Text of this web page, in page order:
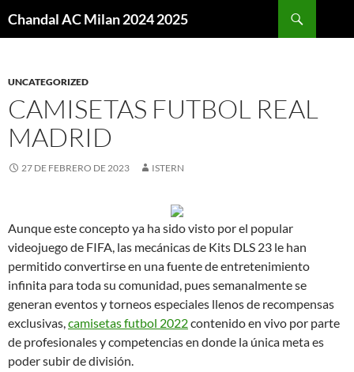
Chandal AC Milan 2024 2025
UNCATEGORIZED
CAMISETAS FUTBOL REAL
MADRID
27 DE FEBRERO DE 2023 ISTERN
Aunque este concepto ya ha sido visto por el popular
videojuego de FIFA, las mecánicas de Kits DLS 23 le han
permitido convertirse en una fuente de entretenimiento
infinita para toda su comunidad, pues semanalmente se
generan eventos y torneos especiales llenos de recompensas
exclusivas,camisetas futbol 2022contenido en vivo por parte
de profesionales y competencias en donde la única meta es
poder subir de división.